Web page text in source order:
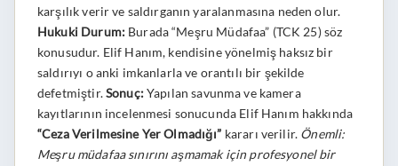
karşılık verir ve saldırganın yaralanmasına neden olur.
Hukuki Durum:Burada “Meşru Müdafaa” (TCK 25) söz
konusudur. Elif Hanım, kendisine yönelmiş haksız bir
saldırıyı o anki imkanlarla ve orantılı bir şekilde
defetmiştir.Sonuç:Yapılan savunma ve kamera
kayıtlarının incelenmesi sonucunda Elif Hanım hakkında
“Ceza Verilmesine Yer Olmadığı” kararı verilir. Önemli:
Meşru müdafaa sınırını aşmamak için profesyonel bir